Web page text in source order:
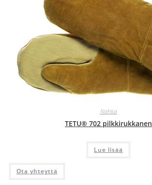
Nahka
TETU® 702 pilkkirukkanen
Lue lisää
Ota yhteyttä